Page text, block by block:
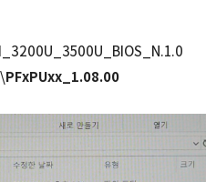
PFxPUxx_1.08.00